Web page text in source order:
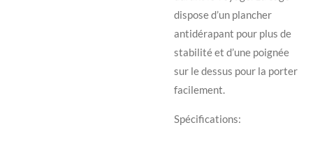
dispose d’un plancher
antidérapant pour plus de
stabilité et d’une poignée
sur le dessus pour la porter
facilement.
Spécifications: